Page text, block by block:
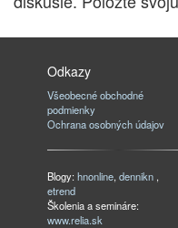
Odkazy
Všeobecné obchodné
podmienky
Ochrana osobných údajov
Blogy:hnonline,dennikn ,
etrend
Školenia a semináre:
www.relia.sk